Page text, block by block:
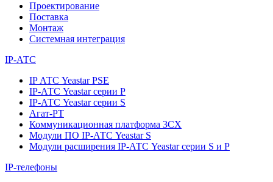
Проектирование
Поставка
Монтаж
Системная интеграция
IP-АТС
IP АТС Yeastar PSE
IP-АТС Yeastar серии P
IP-АТС Yeastar серии S
Агат-РТ
Коммуникационная платформа 3CX
Модули ПО IP-АТС Yeastar S
Модули расширения IP-АТС Yeastar серии S и P
IP-телефоны